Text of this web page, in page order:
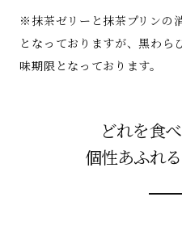
※抹茶ゼリーと抹茶プリンの
となっておりますが、黒わら
味期限となっております。
どれを食
個性あふれ